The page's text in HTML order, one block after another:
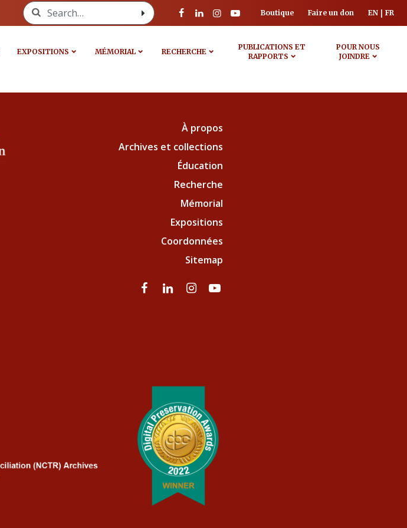
Search for: Boutique Faire un don EN FR
EXPOSITIONS MÉMORIAL RECHERCHE
PUBLICATIONS ET
RAPPORTS
POUR NOUS
JOINDRE
À propos
Archives et collections
Éducation
Recherche
Mémorial
Expositions
Coordonnées
Sitemap